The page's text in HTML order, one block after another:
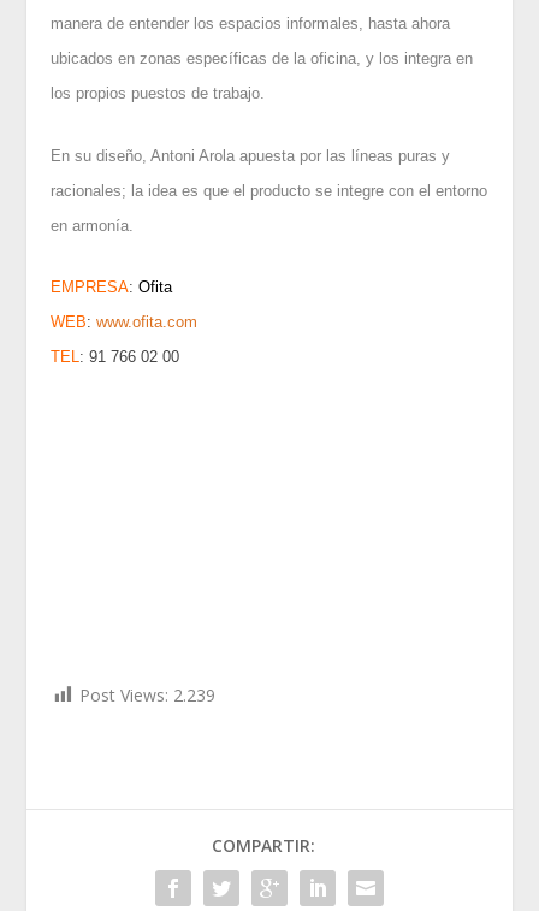
manera de entender los espacios informales, hasta ahora
ubicados en zonas específicas de la oficina, y los integra en
los propios puestos de trabajo.
En su diseño, Antoni Arola apuesta por las líneas puras y
racionales; la idea es que el producto se integre con el entorno
en armonía.
EMPRESA: Ofita
WEB:www.ofita.com
TEL:91 766 02 00
Post Views: 2.239
COMPARTIR: